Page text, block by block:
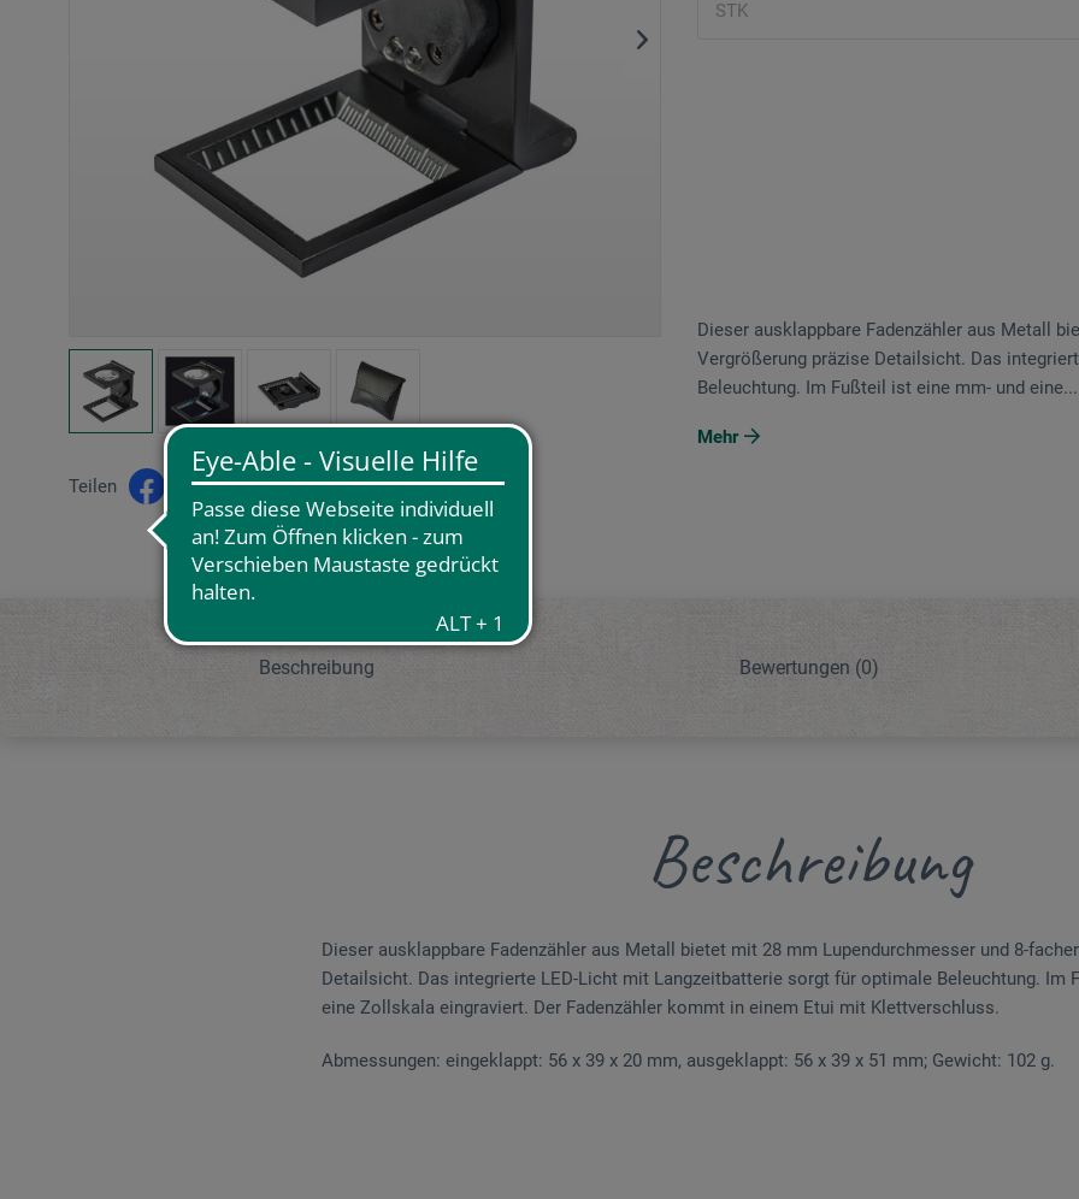
Teilen
Dieser ausklappbare Fadenzähler aus Metall
Vergrößerung präzise Detailsicht. Das
Beleuchtung. Im Fußteil ist eine mm- und eine...
Mehr
Beschreibung Bewertungen (0)
Beschreibung
Dieser ausklappbare Fadenzähler aus Metall bietet mit 28 mm Lupendurchmesser und 8-
Detailsicht. Das integrierte LED-Licht mit Langzeitbatterie sorgt für optimale Beleuchtung. Im
eine Zollskala eingraviert. Der Fadenzähler kommt in einem Etui mit Klettverschluss.
Abmessungen: eingeklappt: 56 x 39 x 20 mm, ausgeklappt: 56 x 39 x 51 mm; Gewicht: 102 g.